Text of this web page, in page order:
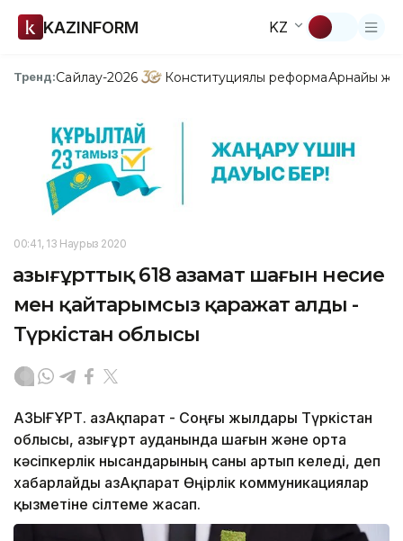
KAZINFORM KZ
Тренд:Сайлау-2026 Конституциялық реформаАрнайы
00:41, 13 Наурыз 2020
Қазығұрттық 618 азамат шағын несие
мен қайтарымсыз қаражат алды -
Түркістан облысы
ҚАЗЫҒҰРТ. ҚазАқпарат - Соңғы жылдары Түркістан
облысы, Қазығұрт ауданында шағын және орта
кәсіпкерлік нысандарының саны артып келеді, деп
хабарлайды ҚазАқпарат Өңірлік коммуникациялар
қызметіне сілтеме жасап.